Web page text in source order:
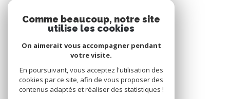
ADHÉRENT
Comme beaucoup, notre site
utilise les cookies
On aimerait vous accompagner pendant
votre visite.
En poursuivant, vous acceptez l'utilisation des
cookies par ce site, afin de vous proposer des
contenus adaptés et réaliser des statistiques !